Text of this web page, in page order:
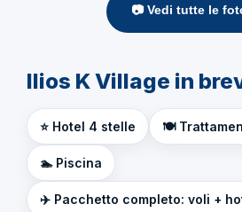
📷 Vedi tutte le
Ilios K Village in
⭐ Hotel 4 stelle 🍽️
🏊 Piscina
✈️ Pacchetto completo: voli +